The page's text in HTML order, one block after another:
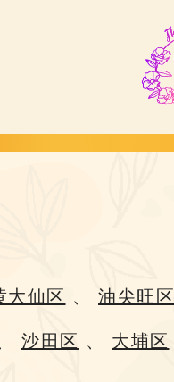
大仙区 、 油尖旺区
沙田区 、 大埔区